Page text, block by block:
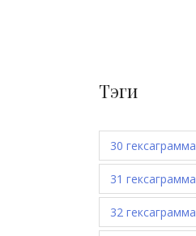
Тэги
30 гексаграмма
31 гексаграмма
32 гексаграмма